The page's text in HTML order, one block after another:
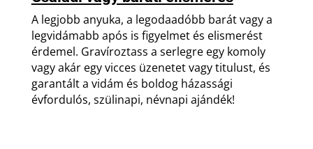
A legjobb anyuka, a legodaadóbb barát vagy a
legvidámabb após is figyelmet és elismerést
érdemel. Gravíroztass a serlegre egy komoly
vagy akár egy vicces üzenetet vagy titulust, és
garantált a vidám és boldog házassági
évfordulós, szülinapi, névnapi ajándék!